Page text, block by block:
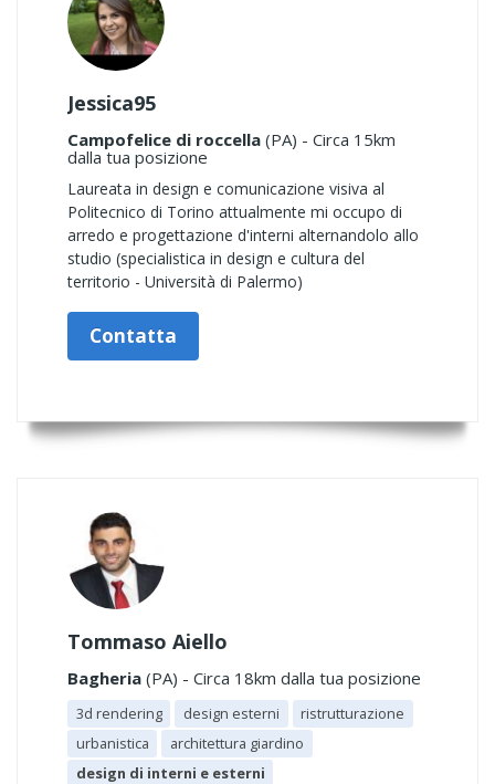
Jessica95
Campofelice di roccella (PA) - Circa 15km
dalla tua posizione
Laureata in design e comunicazione visiva al
Politecnico di Torino attualmente mi occupo di
arredo e progettazione d'interni alternandolo allo
studio (specialistica in design e cultura del
territorio - Università di Palermo)
Contatta
Tommaso Aiello
Bagheria (PA) - Circa 18km dalla tua posizione
3d rendering design esterni
ristrutturazione
urbanistica
architettura giardino
design di interni e esterni